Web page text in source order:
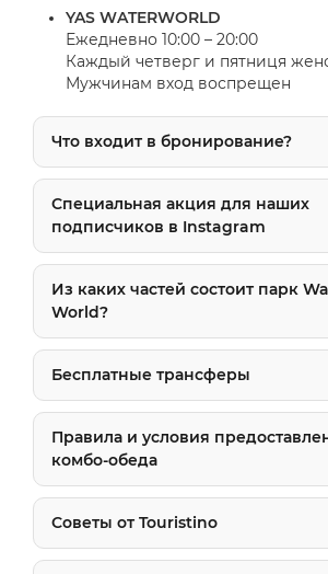
YAS WATERWORLD
Ежедневно 10:00 – 20:00
Каждый четверг и пятниця
Мужчинам вход воспрещен
Что входит в бронирование?
Специальная акция для наших
подписчиков в Instagram
Из каких частей состоит парк
World?
Бесплатные трансферы
Правила и условия
комбо-обеда
Советы от Touristino